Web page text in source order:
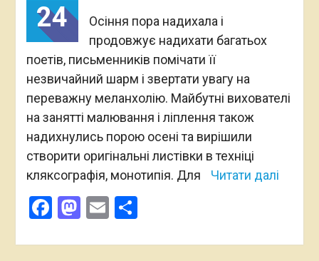
24
Осіння пора надихала і
продовжує надихати багатьох
поетів, письменників помічати її
незвичайний шарм і звертати увагу на
переважну меланхолію. Майбутні вихователі
на занятті малювання і ліплення також
надихнулись порою осені та вирішили
створити оригінальні листівки в техніці
кляксографія, монотипія. Для
Читати далі
Facebook
Mastodon
EmailПоділитися